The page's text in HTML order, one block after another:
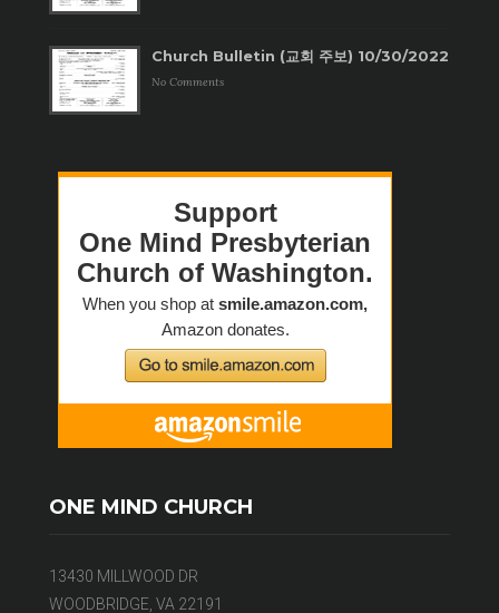
Church Bulletin (교회 주보) 10/30/2022
No Comments
ONE MIND CHURCH
13430 MILLWOOD DR
WOODBRIDGE, VA 22191